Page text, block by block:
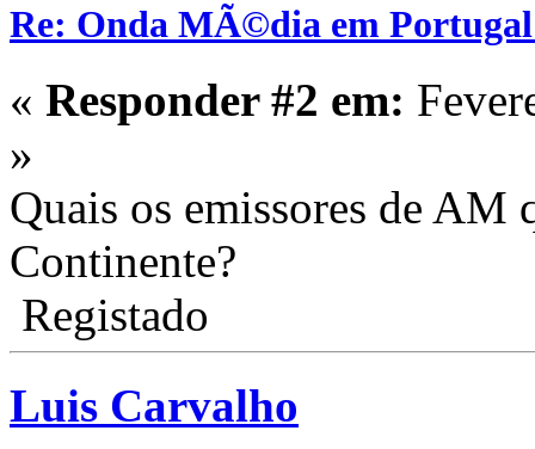
Re: Onda MÃ©dia em
« Responder #2 em:
»
Quais os emissores de AM
Continente?
Registado
Luis Carvalho